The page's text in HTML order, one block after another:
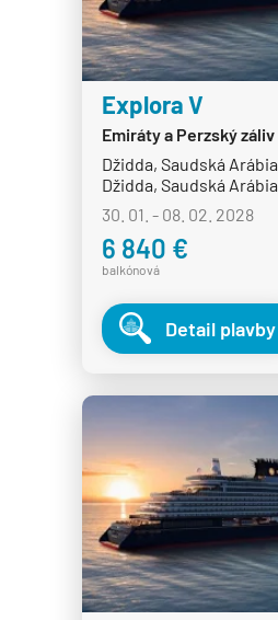
Explora V
Emiráty a Perzský záliv
Džidda, Saudská Arábia
Džidda, Saudská Arábia
30. 01. - 08. 02. 2028
6 840 €
balkónová
Detail plavby